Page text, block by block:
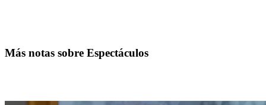
Más notas sobre Espectáculos